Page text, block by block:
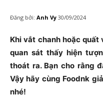
Đăng bởi: Anh Vy 30/09/2024
Khi vắt chanh hoặc
quan sát thấy hiện
thoát ra. Bạn cho rằng
Vậy hãy cùng Foodnk
nhé!